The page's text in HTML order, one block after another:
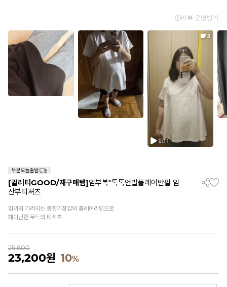
[퀼리티GOOD/재구매템]임부복*톡톡언발플레어반팔 임
산부티셔츠
힙까지 가려지는 롱한기장감의 플레어라인으로
페미닌한 무드의 티셔츠
25,800
23,200원 10%